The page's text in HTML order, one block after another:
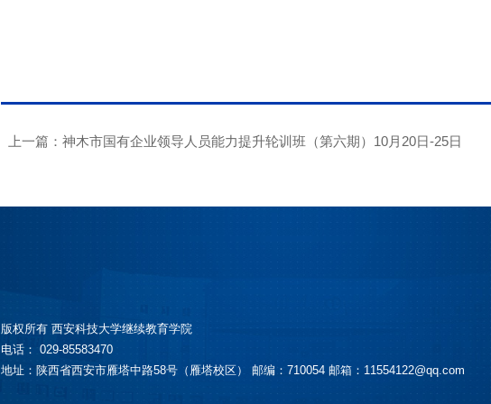
上一篇：神木市国有企业领导人员能力提升轮训班（第六期）10月20日-25日
版权所有 西安科技大学继续教育学院
电话： 029-85583470
地址：陕西省西安市雁塔中路58号（雁塔校区） 邮编：710054 邮箱：11554122@qq.com